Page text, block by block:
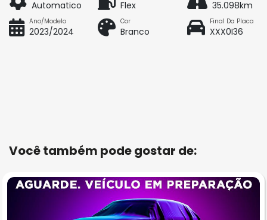
Automatico Flex 35.098km
Ano/Modelo
2023/2024
Cor
Branco
Final Da Placa
XXX0I36
Você também pode gostar de: